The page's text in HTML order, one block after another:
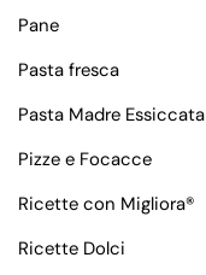
Pane
Pasta fresca
Pasta Madre Essiccata
Pizze e Focacce
Ricette con Migliora®
Ricette Dolci